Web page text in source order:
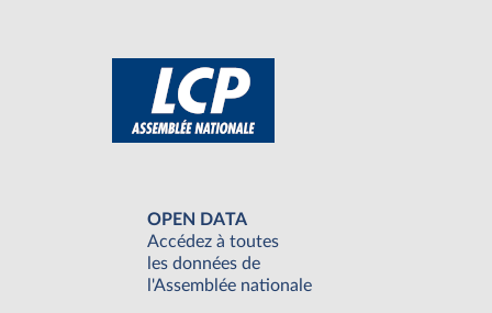
OPEN DATA
Accédez à toutes
les données de
l'Assemblée nationale